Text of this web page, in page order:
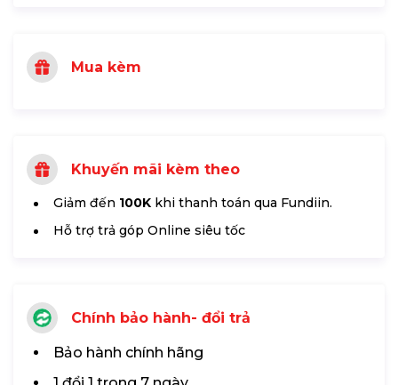
Mua kèm
Khuyến mãi kèm theo
Giảm đến 100K khi thanh toán qua Fundiin.
Hỗ trợ trả góp Online siêu tốc
Chính bảo hành- đổi trả
Bảo hành chính hãng